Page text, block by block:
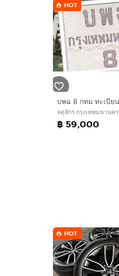
HOT
จตุจักร กรุงเทพมหานคร
฿ 59,000
HOT